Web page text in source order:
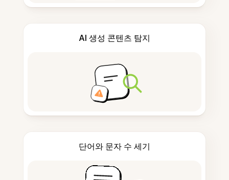
AI 생성 콘텐츠 탐지
단어와 문자 수 세기